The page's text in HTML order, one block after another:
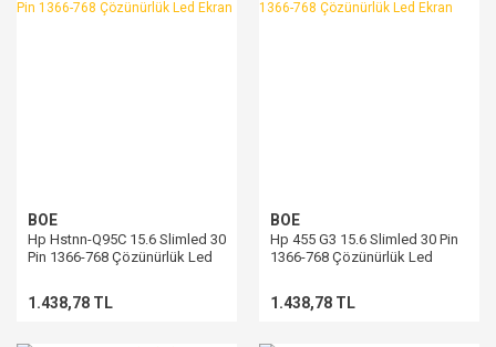
BOE
Hp Hstnn-Q95C 15.6 Slimled 30
Pin 1366-768 Çözünürlük Led
1.438,78 TL
BOE
Hp 455 G3 15.6 Slimled 30 Pin
1366-768 Çözünürlük Led
1.438,78 TL